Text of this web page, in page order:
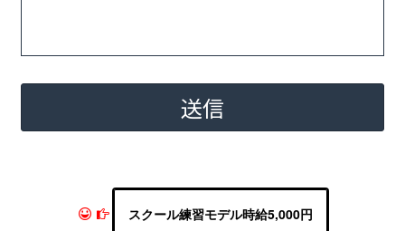
スクール練習モデル時給5,000円